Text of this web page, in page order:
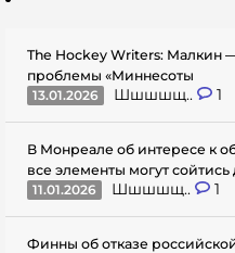
The Hockey Writers: Малкин
проблемы «Миннесоты
13.01.2026
Шшшшщ.. 1
В Монреале об интересе к
все элементы могут
11.01.2026
Шшшшщ.. 1
Финны об отказе